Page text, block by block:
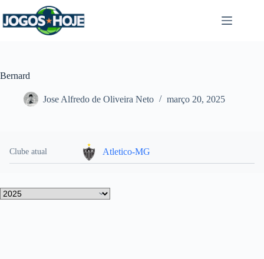
para
o
Bernard
Jose Alfredo de Oliveira Neto março 20, 2025
Clube atual Atletico-MG